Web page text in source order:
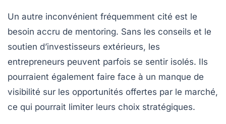
Un autre inconvénient fréquemment cité est le
besoin accru de mentoring. Sans les conseils et le
soutien d’investisseurs extérieurs, les
entrepreneurs peuvent parfois se sentir isolés. Ils
pourraient également faire face à un manque de
visibilité sur les opportunités offertes par le marché,
ce qui pourrait limiter leurs choix stratégiques.